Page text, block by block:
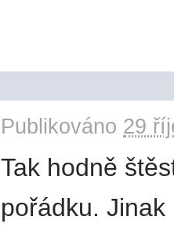
Publikováno 29
Tak hodně
pořádku.